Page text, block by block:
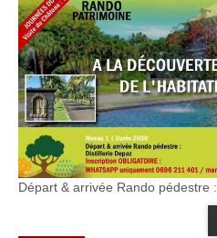
Départ & arrivée Rando pédestre